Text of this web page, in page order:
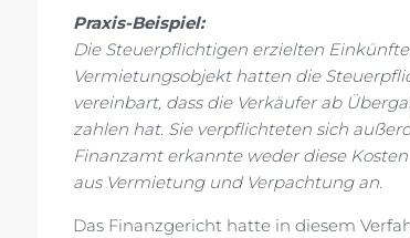
Praxis-Beispiel:
Die Steuerpflichtigen erzielten
Vermietungsobjekt hatten die
vereinbart, dass die Verkäufer ab
zahlen hat. Sie verpflichteten sich
Finanzamt erkannte weder diese
aus Vermietung und Verpachtung an.
Das Finanzgericht hatte in diesem